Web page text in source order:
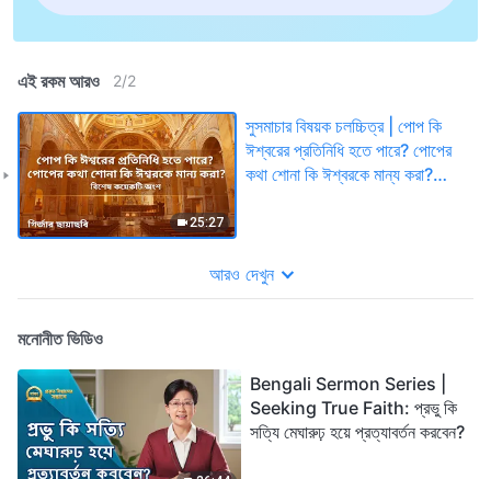
এই রকম আরও 2/2
25:27
সুসমাচার বিষয়ক চলচ্চিত্র | পোপ কি
ঈশ্বরের প্রতিনিধি হতে পারে? পোপের
কথা শোনা কি ঈশ্বরকে মান্য করা?
আরও দেখুন
মনোনীত ভিডিও
Bengali Sermon Series |
Seeking True Faith: প্রভু কি
সত্যি মেঘারুঢ় হয়ে প্রত্যাবর্তন করবেন?